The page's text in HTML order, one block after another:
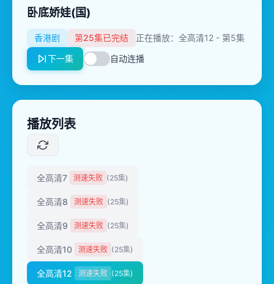
卧底娇娃(国)
香港剧 第25集已完结
正在播放：全高清12 - 第5集
下一集
自动连播
播放列表
全高清7 测速失败 (25集)
全高清8 测速失败 (25集)
全高清9 测速失败 (25集)
全高清10 测速失败 (25集)
全高清12 测速失败 (25集)